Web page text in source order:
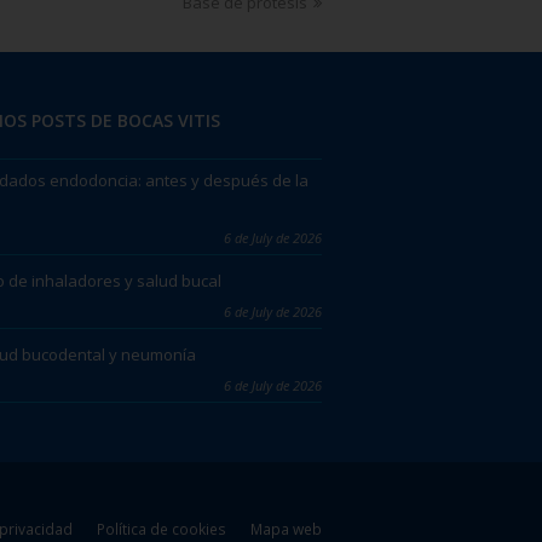
POSTS DE BOCAS VITIS
endodoncia: antes y después de la
6 de July de 2026
de inhaladores y salud bucal
6 de July de 2026
bucodental y neumonía
6 de July de 2026
Política de cookies Mapa web